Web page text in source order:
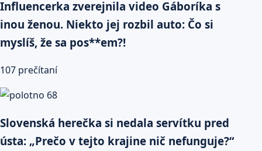
Influencerka zverejnila video Gáboríka s
inou ženou. Niekto jej rozbil auto: Čo si
myslíš, že sa pos**em?!
107 prečítaní
Slovenská herečka si nedala servítku pred
ústa: „Prečo v tejto krajine nič nefunguje?“